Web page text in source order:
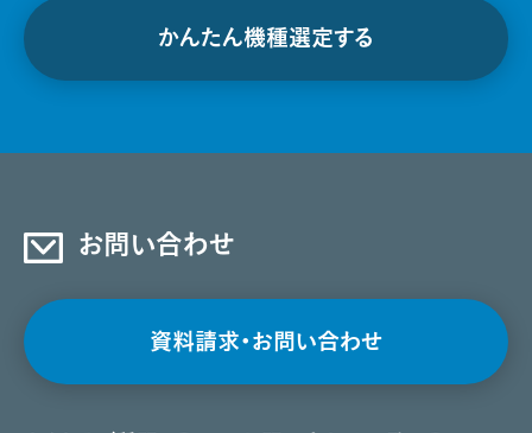
かんたん機種選定する
お問い合わせ
資料請求・お問い合わせ